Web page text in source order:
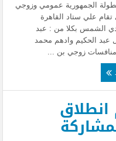
الجمهورية عمومي وزوجي
تقام علي ستاد القاهرة
الشمس بكلا من : عبد
عبد الحكيم وادهم محمد
زوجي بن ...